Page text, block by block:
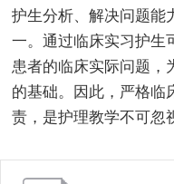
护生分析、解决问题能
一。通过临床实习护生
患者的临床实际问题，
的基础。因此，严格临
责，是护理教学不可忽